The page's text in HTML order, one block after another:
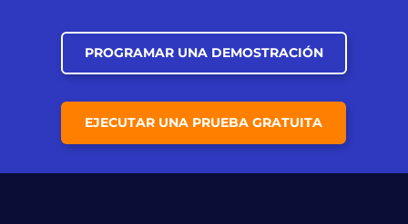
PROGRAMAR UNA DEMOSTRACIÓN
EJECUTAR UNA PRUEBA GRATUITA